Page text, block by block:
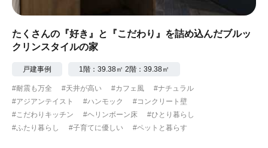
たくさんの『好き』と『こだわり』を詰め込んだブルッ
クリンスタイルの家
戸建事例 1階：39.38㎡ 2階：39.38㎡
#耐震も万全 #天井が高い #カフェ風
#ナチュラル
#アジアンテイスト
#ハンモック
#コンクリート壁
#こだわりキッチン
#ヘリンボーン床
#ひとり暮らし
#ふたり暮らし
#子育てに優しい #ペットと暮らす